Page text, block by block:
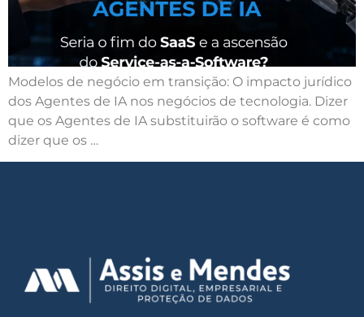
Modelos de negócio em transição: O impacto jurídico
dos Agentes de IA nos negócios de tecnologia. Dizer
que os Agentes de IA substituirão o software é como
dizer que os …